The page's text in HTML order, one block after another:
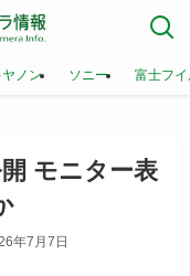
ヤノン ソニー 富士フ
モニター表
年7月7日